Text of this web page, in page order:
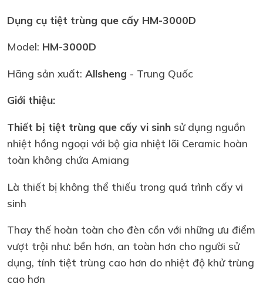
Dụng cụ tiệt trùng que cấy HM-3000D
Model: HM-3000D
Hãng sản xuất: Allsheng - Trung Quốc
Giới thiệu:
Thiết bị tiệt trùng que cấy vi sinh sử dụng nguồn
nhiệt hồng ngoại với bộ gia nhiệt lõi Ceramic hoàn
toàn không chứa Amiang
Là thiết bị không thể thiếu trong quá trình cấy vi
sinh
Thay thế hoàn toàn cho đèn cồn với những ưu điểm
vượt trội như: bền hơn, an toàn hơn cho người sử
dụng, tính tiệt trùng cao hơn do nhiệt độ khử trùng
cao hơn